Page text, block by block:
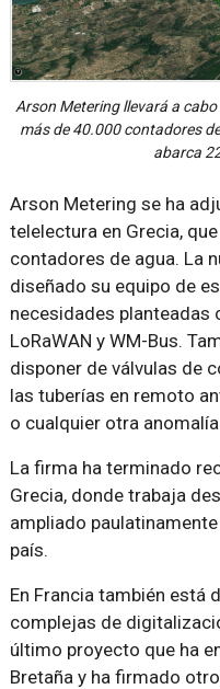
Arson Metering llevará a
más de 40.000 contadores
abarca
Arson Metering se ha
telelectura en Grecia,
contadores de agua. La
diseñado su equipo de
necesidades planteadas
LoRaWAN y WM-Bus.
disponer de válvulas de
las tuberías en remoto
o cualquier otra anomalía.
La firma ha terminado
Grecia, donde trabaja
ampliado
país.
En Francia también está
complejas de
último proyecto que ha
Bretaña y ha firmado